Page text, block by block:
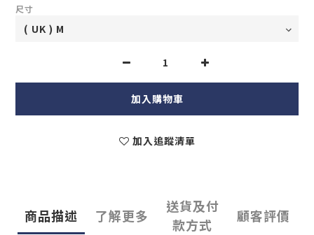
尺寸
加入購物車
加入追蹤清單
商品描述 了解更多
送貨及付
款方式
顧客評價